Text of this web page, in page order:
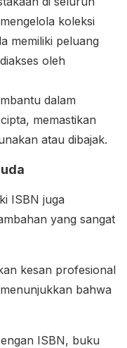
koleksi
memiliki peluang
oleh
dalam
memastikan
atau dibajak.
ISBN juga
yang sangat
kesan profesional
bahwa
ISBN, buku